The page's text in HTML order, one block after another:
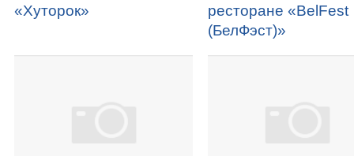
«Хуторок»
ресторане «BelFest
(БелФэст)»